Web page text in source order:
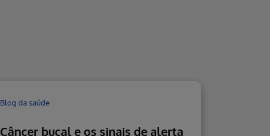
Blog da saúde
Câncer bucal e os sinais de alerta